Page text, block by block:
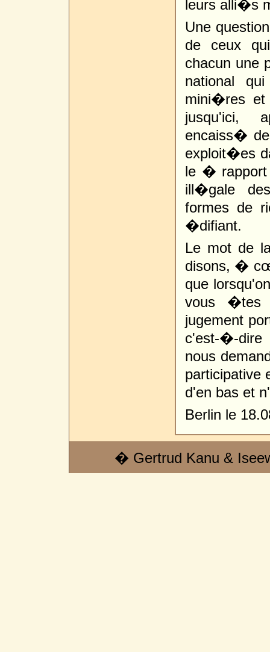
leurs alli�s
Une
de ceux
chacun une
national
mini�res et
jusqu'ici,
encaiss�
exploit�es
le � rapport
ill�gale
formes de
�difiant.
Le mot de
disons, �
que
vous �tes
jugement
c'est-�-dire
nous
participative
d'en bas et
Berlin le
� Gertrud Kanu &